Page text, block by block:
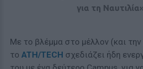
για τη
Με το βλέμμα στο μέλλον (και
το ATH/TECH σχεδιάζει ήδη